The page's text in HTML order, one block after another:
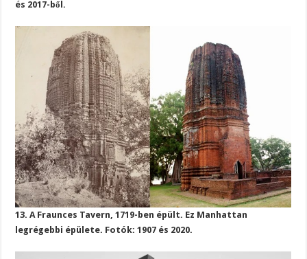
és 2017-ből.
13. A Fraunces Tavern, 1719-ben épült. Ez Manhattan
legrégebbi épülete. Fotók: 1907 és 2020.